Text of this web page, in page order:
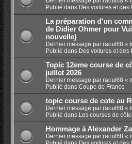
Publié dans Des voitures et des
La préparation d'un
de Didier Ohmer pour
nouvelle)
Dernier message par raoul68 «
Publié dans Des voitures et des
Topic 12eme course de
juillet 2026
Dernier message par raoul68 «
Publié dans Coupe de France
topic course de cote au
Dernier message par raoul68 «
Publié dans Les courses de
Hommage à Alexander
Dernier message par raoul68 «